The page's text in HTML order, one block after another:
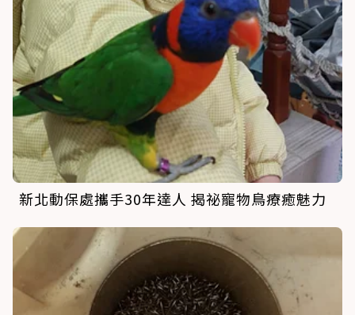
新北動保處攜手30年達人 揭祕寵物鳥療癒魅力